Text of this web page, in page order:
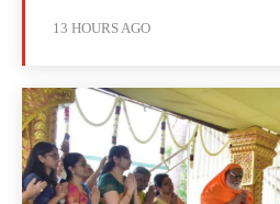
13 HOURS AGO